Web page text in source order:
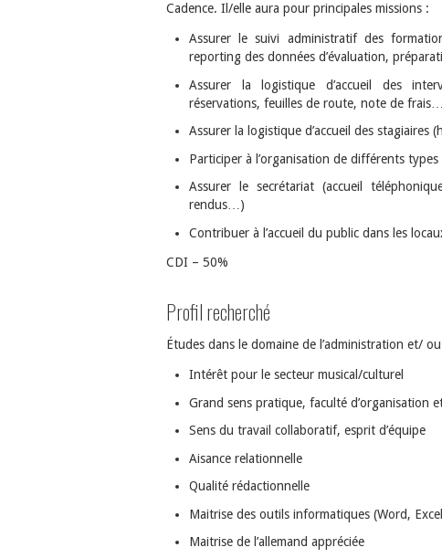
Cadence. Il/elle aura pour principales missions :
Assurer le suivi administratif des
reporting des données d’évaluation,
Assurer la logistique d’accueil des
réservations, feuilles de route, note de
Assurer la logistique d’accueil des
Participer à l’organisation de différents
Assurer le secrétariat (accueil
rendus…)
Contribuer à l’accueil du public dans les
CDI – 50%
Profil recherché
Études dans le domaine de l’administration et/
Intérêt pour le secteur musical/culturel
Grand sens pratique, faculté d’organisation
Sens du travail collaboratif, esprit d’équipe
Aisance relationnelle
Qualité rédactionnelle
Maitrise des outils informatiques (Word,
Maitrise de l’allemand appréciée